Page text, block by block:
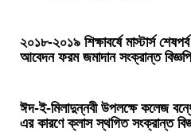
২০১৮-২০১৯ শিক্ষাবর্ষে মাস্টার্স
আবেদন ফরম জমাদান সংক্রান্ত
ঈদ-ই-মিলাদুন্নবী উপলক্ষে কলেজ
এর কারণে ক্লাস স্থগিত সংক্রান্ত